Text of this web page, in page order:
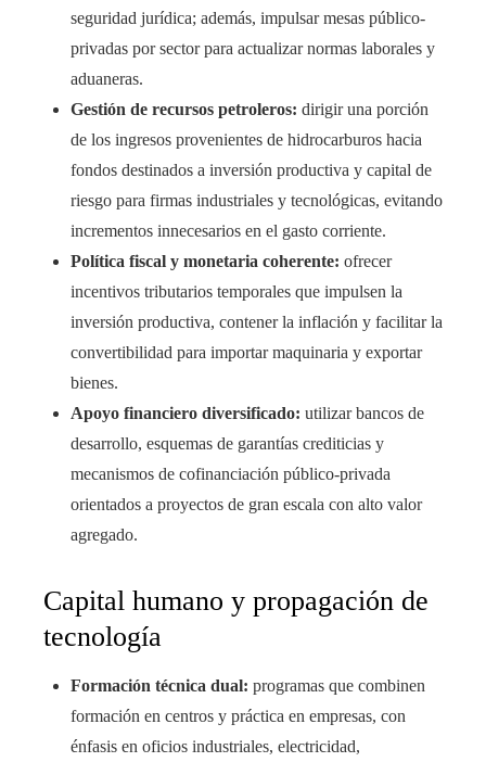
seguridad jurídica; además, impulsar mesas público-
privadas por sector para actualizar normas laborales y
aduaneras.
Gestión de recursos petroleros: dirigir una porción
de los ingresos provenientes de hidrocarburos hacia
fondos destinados a inversión productiva y capital de
riesgo para firmas industriales y tecnológicas, evitando
incrementos innecesarios en el gasto corriente.
Política fiscal y monetaria coherente: ofrecer
incentivos tributarios temporales que impulsen la
inversión productiva, contener la inflación y facilitar la
convertibilidad para importar maquinaria y exportar
bienes.
Apoyo financiero diversificado: utilizar bancos de
desarrollo, esquemas de garantías crediticias y
mecanismos de cofinanciación público-privada
orientados a proyectos de gran escala con alto valor
agregado.
Capital humano y propagación de
tecnología
Formación técnica dual: programas que combinen
formación en centros y práctica en empresas, con
énfasis en oficios industriales, electricidad,